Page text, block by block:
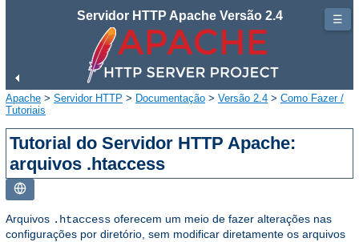
Servidor HTTP Apache Versão 2.4
Apache > Servidor HTTP > Documentação > Versão 2.4 > Como Fazer /
Tutoriais
Tutorial do Servidor HTTP Apache:
arquivos .htaccess
Arquivos .htaccess oferecem um meio de fazer alterações nas
configurações por diretório, sem modificar diretamente os arquivos
☰